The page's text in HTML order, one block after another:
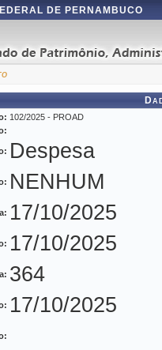
DE PERNAMBUCO
102/2025 - PROAD
Despesa
NENHUM
17/10/2025
17/10/2025
364
17/10/2025